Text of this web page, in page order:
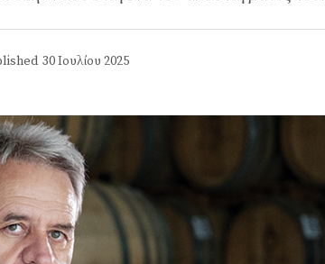
30 Ιουλίου 2025